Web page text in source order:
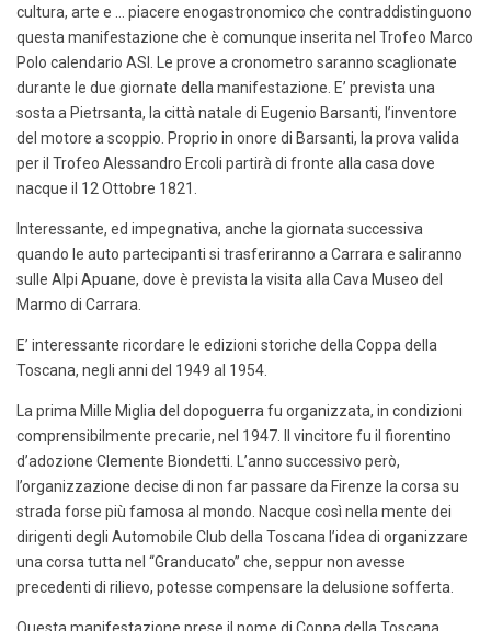
cultura, arte e … piacere enogastronomico che contraddistinguono
questa manifestazione che è comunque inserita nel Trofeo Marco
Polo calendario ASI. Le prove a cronometro saranno scaglionate
durante le due giornate della manifestazione. E’ prevista una
sosta a Pietrsanta, la città natale di Eugenio Barsanti, l’inventore
del motore a scoppio. Proprio in onore di Barsanti, la prova valida
per il Trofeo Alessandro Ercoli partirà di fronte alla casa dove
nacque il 12 Ottobre 1821.
Interessante, ed impegnativa, anche la giornata successiva
quando le auto partecipanti si trasferiranno a Carrara e saliranno
sulle Alpi Apuane, dove è prevista la visita alla Cava Museo del
Marmo di Carrara.
E’ interessante ricordare le edizioni storiche della Coppa della
Toscana, negli anni del 1949 al 1954.
La prima Mille Miglia del dopoguerra fu organizzata, in condizioni
comprensibilmente precarie, nel 1947. Il vincitore fu il fiorentino
d’adozione Clemente Biondetti. L’anno successivo però,
l’organizzazione decise di non far passare da Firenze la corsa su
strada forse più famosa al mondo. Nacque così nella mente dei
dirigenti degli Automobile Club della Toscana l’idea di organizzare
una corsa tutta nel “Granducato” che, seppur non avesse
precedenti di rilievo, potesse compensare la delusione sofferta.